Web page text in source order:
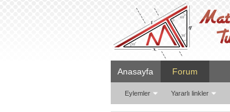
Anasayfa Forum
Eylemler Yararlı linkler